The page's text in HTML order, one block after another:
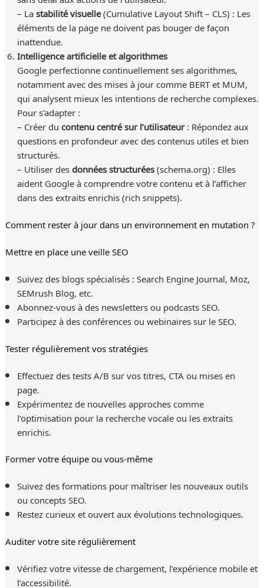
– Lastabilité visuelle(Cumulative Layout Shift – CLS) : Les
éléments de la page ne doivent pas bouger de façon
inattendue.
Intelligence artificielle et algorithmes
Google perfectionne continuellement ses algorithmes,
notamment avec des mises à jour comme BERT et MUM,
qui analysent mieux les intentions de recherche complexes.
Pour s’adapter :
– Créer ducontenu centré sur l’utilisateur: Répondez aux
questions en profondeur avec des contenus utiles et bien
structurés.
– Utiliser desdonnées structurées(schema.org) : Elles
aident Google à comprendre votre contenu et à l’afficher
dans des extraits enrichis (rich snippets).
Comment rester à jour dans un environnement en mutation ?
Mettre en place une veille SEO
Suivez des blogs spécialisés : Search Engine Journal, Moz,
SEMrush Blog, etc.
Abonnez-vous à des newsletters ou podcasts SEO.
Participez à des conférences ou webinaires sur le SEO.
Tester régulièrement vos stratégies
Effectuez des tests A/B sur vos titres, CTA ou mises en
page.
Expérimentez de nouvelles approches comme
l’optimisation pour la recherche vocale ou les extraits
enrichis.
Former votre équipe ou vous-même
Suivez des formations pour maîtriser les nouveaux outils
ou concepts SEO.
Restez curieux et ouvert aux évolutions technologiques.
Auditer votre site régulièrement
Vérifiez votre vitesse de chargement, l’expérience mobile et
l’accessibilité.